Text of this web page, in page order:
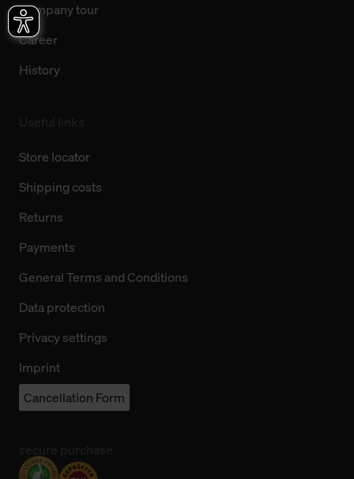
Company tour
Career
History
Store locator
Shipping costs
Returns
Payments
General Terms and Conditions
Data protection
Privacy settings
Imprint
Cancellation Form